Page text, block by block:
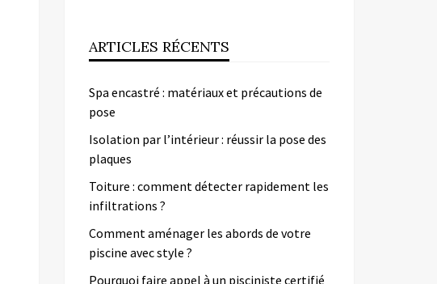
ARTICLES RÉCENTS
Spa encastré : matériaux et précautions de
pose
Isolation par l’intérieur : réussir la pose des
plaques
Toiture : comment détecter rapidement les
infiltrations ?
Comment aménager les abords de votre
piscine avec style ?
Pourquoi faire appel à un pisciniste certifié